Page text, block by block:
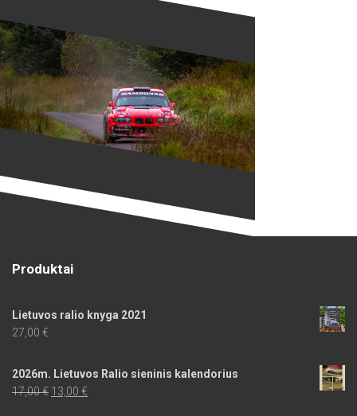
Produktai
Lietuvos ralio knyga 2021
27,00 €
2026m. Lietuvos Ralio sieninis kalendorius
17,00€ Original
13,00 €Current